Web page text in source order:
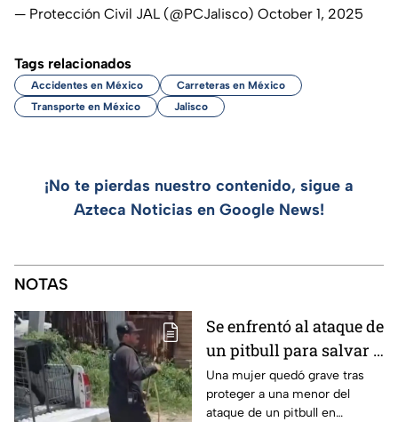
— Protección Civil JAL (@PCJalisco) October 1, 2025
Tags relacionados
Accidentes en México
Carreteras en México
Transporte en México
Jalisco
¡No te pierdas nuestro contenido, sigue a
Azteca Noticias en Google News!
NOTAS
Se enfrentó al ataque de
un pitbull para salvar a
una menor; hoy lucha
por su vida en Zapopan
Una mujer quedó grave tras
proteger a una menor del
ataque de un pitbull en